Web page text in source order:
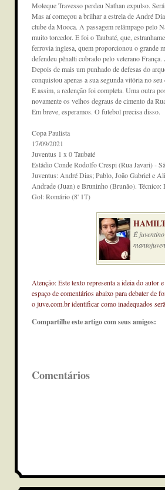
Moleque Travesso perdeu Nathan expulso.
Mas aí começou a brilhar a estrela de André
clube da Mooca. A passagem relâmpago pelo
muito torcedor. E foi o Taubaté, que,
ferrovia inglesa, quem proporcionou o grande
defendeu pênalti cobrado pelo veterano
Depois de mais um punhado de defesas do
conquistou apenas a sua segunda vitória no
E assim, a redenção foi completa. Uma outra
novamente os velhos degraus de cimento da
Em breve, esperamos. O futebol precisa disso.
Copa Paulista
17/09/2021
Juventus 1 x 0 Taubaté
Estádio Conde Rodolfo Crespi (Rua Javari) -
Juventus: André Dias; Pablo, João Gabriel e
Andrade (Juan) e Bruninho (Brunão). Técnico:
Gol: Romário (8' 1T)
É
Atenção: Este texto representa a ideia do
espaço de comentários abaixo para debater de
o juve.com.br identificar como inadequados
Compartilhe este artigo com seus amigos:
Comentários